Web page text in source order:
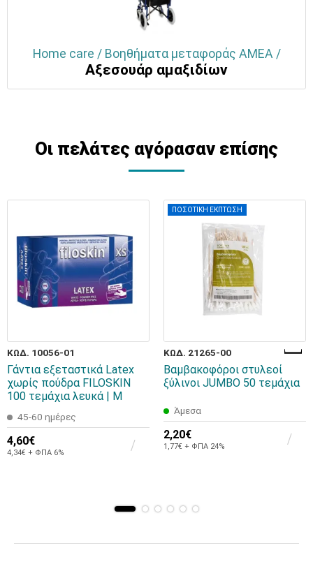
Home care / Βοηθήματα μεταφοράς ΑΜΕΑ /
Αξεσουάρ αμαξιδίων
Οι πελάτες αγόρασαν επίσης
ΚΩΔ. 10056-01
Γάντια εξεταστικά Latex
χωρίς πούδρα FILOSKIN
100 τεμάχια λευκά | M
45-60 ημέρες
4,60€
4,34€ + ΦΠΑ 6%
ΠΟΣΟΤΙΚΗ ΕΚΠΤΩΣΗ
ΚΩΔ. 21265-00
Βαμβακοφόροι στυλεοί
ξύλινοι JUMBO 50 τεμάχια
Άμεσα
2,20€
1,77€ + ΦΠΑ 24%